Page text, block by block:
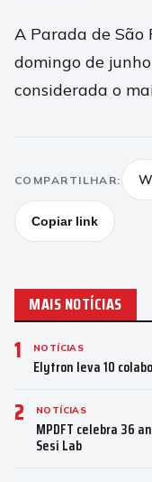
A Parada de
domingo de
considerada o
COMPARTILHAR:
Copiar link
MAIS NOTÍCIAS
1 NOTÍCIAS
Elytron leva 10
2 NOTÍCIAS
MPDFT celebra 36
Sesi Lab